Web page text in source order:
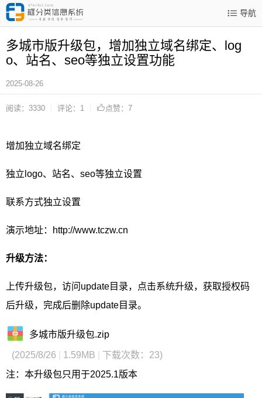
导航
多城市版升级包，增加独立域名绑定、log
o、站名、seo等独立设置功能
2025-08-26
阅读：3330 评论：1 点赞：7
增加独立域名绑定
独立logo、站名、seo等独立设置
联系方式独立设置
演示地址： http://www.tczw.cn
升级方法：
上传升级包，访问update目录，点击系统升级，获取授权码
后升级，完成后删除update目录。
多城市版升级包.zip
(2025/8/26 1.59MB
下载次数：23)
注：本升级包只用于2025.1版本